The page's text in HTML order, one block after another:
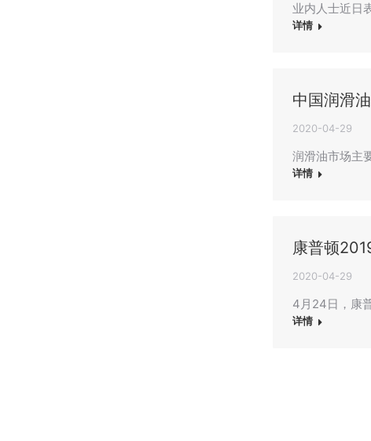
业内人士近日
详情
中国润滑
2020-04-29
润滑油市场主
详情
康普顿
2020-04-29
4月24日，康
详情